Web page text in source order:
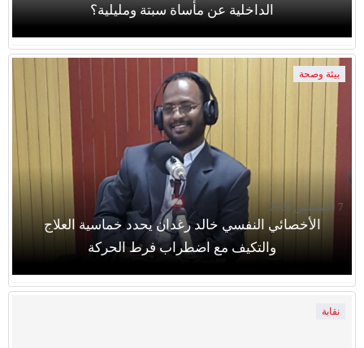
الداخلية عن مأساة سبتة ومليلية؟
بيئة وصحة
الأخصائي النفسي خالد رغدان يحدد خماسية العلاج
والتكيف مع اضطراب فرط الحركة
7 أغسطس 2026
نقابة